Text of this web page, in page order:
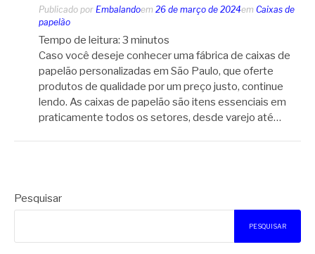
Publicado por Embalandoem 26 de março de 2024em Caixas de
papelão
Tempo de leitura: 3 minutos
Caso você deseje conhecer uma fábrica de caixas de
papelão personalizadas em São Paulo, que oferte
produtos de qualidade por um preço justo, continue
lendo. As caixas de papelão são itens essenciais em
praticamente todos os setores, desde varejo até…
Pesquisar
PESQUISAR